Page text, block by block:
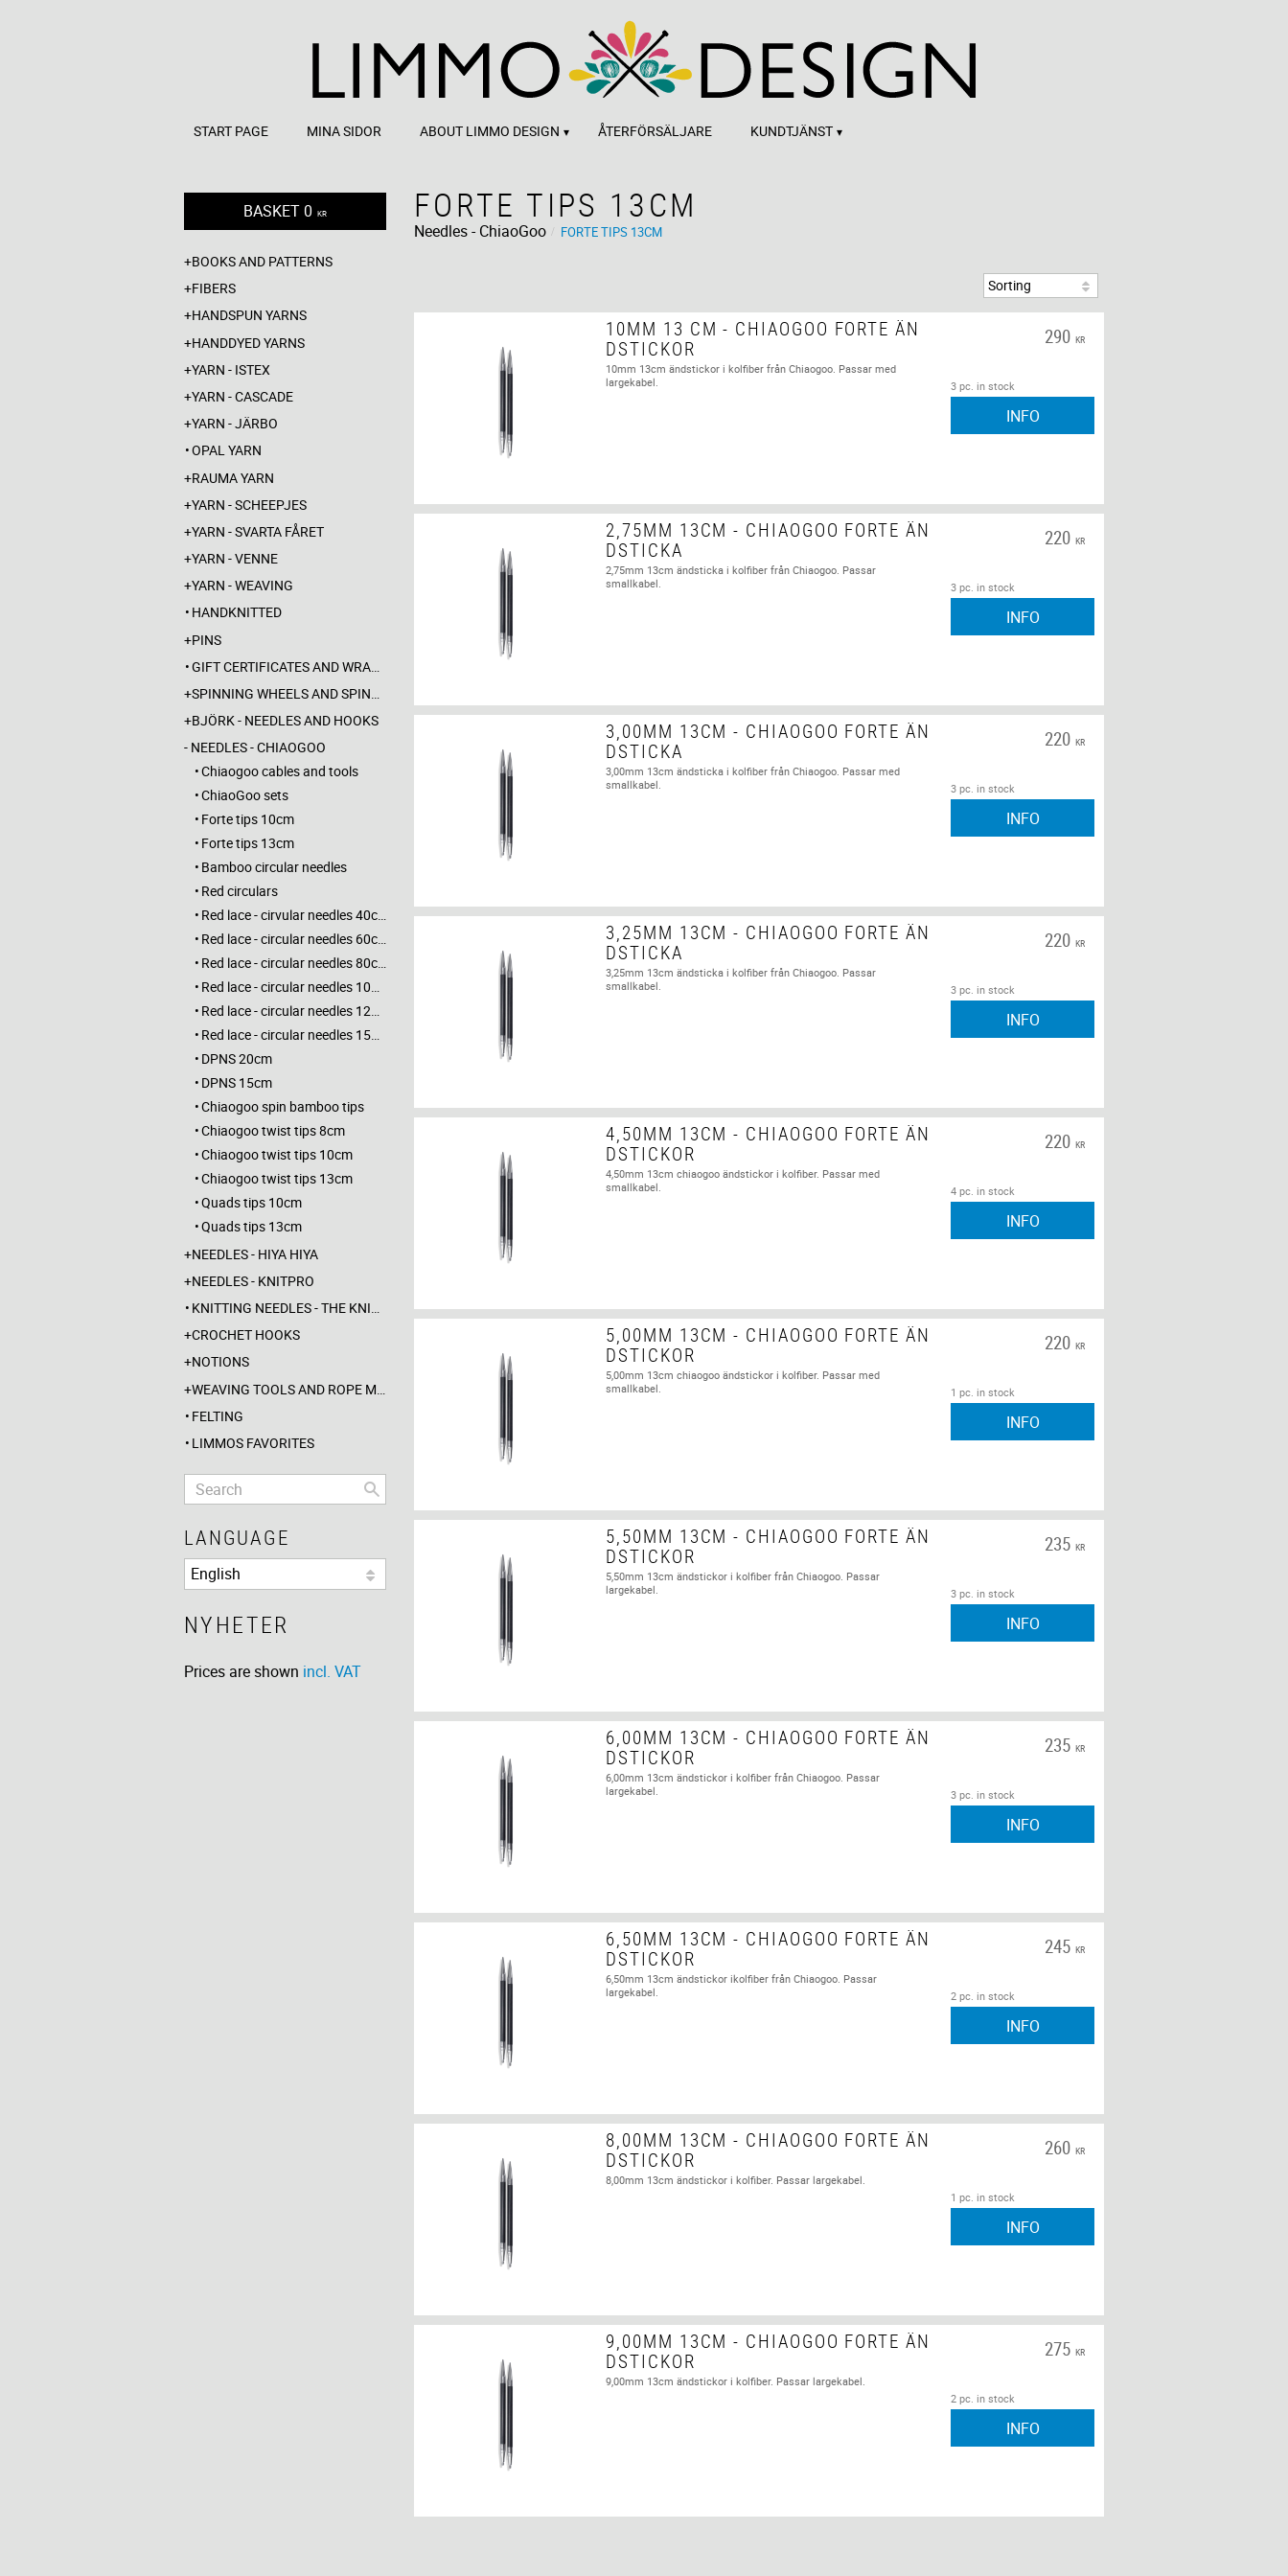
START PAGE MINA SIDOR ABOUT LIMMO DESIGN ÅTERFÖRSÄLJARE KUNDTJÄNST
FORTE TIPS 13CM
Needles - ChiaoGoo FORTE TIPS 13CM
10MM 13 CM - CHIAOGOO FORTE ÄN
DSTICKOR
10mm 13cm ändstickor i kolfiber från Chiaogoo. Passar med
largekabel.
290 KR
3 pc. in stock
INFO
2,75MM 13CM - CHIAOGOO FORTE ÄN
DSTICKA
2,75mm 13cm ändsticka i kolfiber från Chiaogoo. Passar
smallkabel.
220 KR
3 pc. in stock
INFO
3,00MM 13CM - CHIAOGOO FORTE ÄN
DSTICKA
3,00mm 13cm ändsticka i kolfiber från Chiaogoo. Passar med
smallkabel.
220 KR
3 pc. in stock
INFO
3,25MM 13CM - CHIAOGOO FORTE ÄN
DSTICKA
3,25mm 13cm ändsticka i kolfiber från Chiaogoo. Passar
smallkabel.
220 KR
3 pc. in stock
INFO
4,50MM 13CM - CHIAOGOO FORTE ÄN
DSTICKOR
4,50mm 13cm chiaogoo ändstickor i kolfiber. Passar med
smallkabel.
220 KR
4 pc. in stock
INFO
5,00MM 13CM - CHIAOGOO FORTE ÄN
DSTICKOR
5,00mm 13cm chiaogoo ändstickor i kolfiber. Passar med
smallkabel.
220 KR
1 pc. in stock
INFO
5,50MM 13CM - CHIAOGOO FORTE ÄN
DSTICKOR
5,50mm 13cm ändstickor i kolfiber från Chiaogoo. Passar
largekabel.
235 KR
3 pc. in stock
INFO
6,00MM 13CM - CHIAOGOO FORTE ÄN
DSTICKOR
6,00mm 13cm ändstickor i kolfiber från Chiaogoo. Passar
largekabel.
235 KR
3 pc. in stock
INFO
6,50MM 13CM - CHIAOGOO FORTE ÄN
DSTICKOR
6,50mm 13cm ändstickor ikolfiber från Chiaogoo. Passar
largekabel.
245 KR
2 pc. in stock
INFO
8,00MM 13CM - CHIAOGOO FORTE ÄN
DSTICKOR
8,00mm 13cm ändstickor i kolfiber. Passar largekabel.
260 KR
1 pc. in stock
INFO
9,00MM 13CM - CHIAOGOO FORTE ÄN
DSTICKOR
9,00mm 13cm ändstickor i kolfiber. Passar largekabel.
275 KR
2 pc. in stock
INFO
BASKET0 KR
BOOKS AND PATTERNS
FIBERS
HANDSPUN YARNS
HANDDYED YARNS
YARN - ISTEX
YARN - CASCADE
YARN - JÄRBO
OPAL YARN
RAUMA YARN
YARN - SCHEEPJES
YARN - SVARTA FÅRET
YARN - VENNE
YARN - WEAVING
HANDKNITTED
PINS
GIFT CERTIFICATES AND WRAPPINGS
SPINNING WHEELS AND SPINDLES
BJÖRK - NEEDLES AND HOOKS
NEEDLES - CHIAOGOO
Chiaogoo cables and tools
ChiaoGoo sets
Forte tips 10cm
Forte tips 13cm
Bamboo circular needles
Red circulars
Red lace - cirvular needles 40cm
Red lace - circular needles 60cm
Red lace - circular needles 80cm
Red lace - circular needles 100cm
Red lace - circular needles 120cm
Red lace - circular needles 150cm
DPNS 20cm
DPNS 15cm
Chiaogoo spin bamboo tips
Chiaogoo twist tips 8cm
Chiaogoo twist tips 10cm
Chiaogoo twist tips 13cm
Quads tips 10cm
Quads tips 13cm
NEEDLES - HIYA HIYA
NEEDLES - KNITPRO
KNITTING NEEDLES - THE KNITTING BARBER
CROCHET HOOKS
NOTIONS
WEAVING TOOLS AND ROPE MAKING
FELTING
LIMMOS FAVORITES
LANGUAGE
NYHETER
Prices are shown incl. VAT